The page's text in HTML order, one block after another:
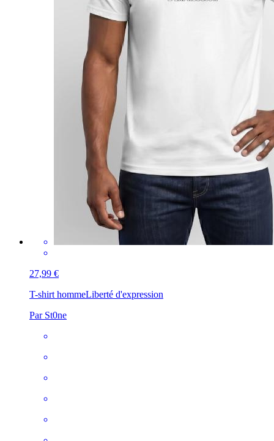
27,99 €
T-shirt hommeLiberté d'expression
Par St0ne